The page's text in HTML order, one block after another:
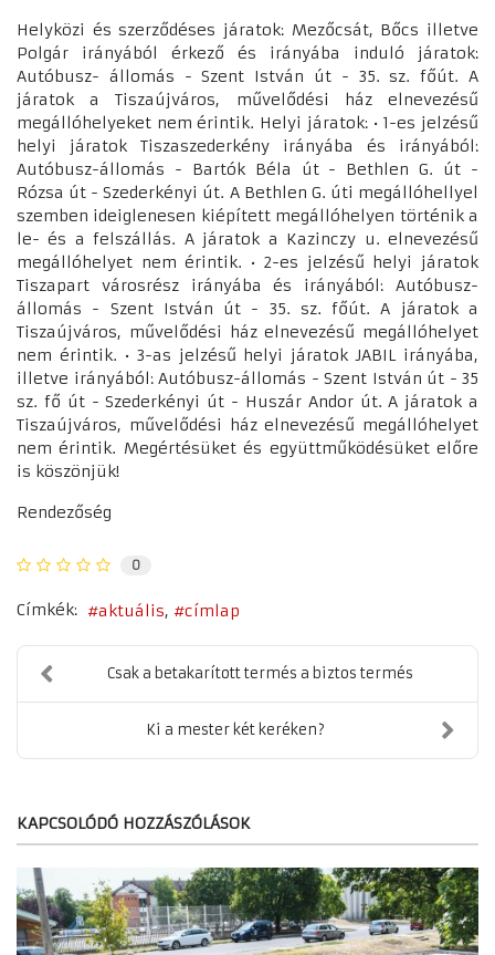
Helyközi és szerződéses járatok: Mezőcsát, Bőcs illetve
Polgár irányából érkező és irányába induló járatok:
Autóbusz- állomás - Szent István út - 35. sz. főút. A
járatok a Tiszaújváros, művelődési ház elnevezésű
megállóhelyeket nem érintik. Helyi járatok: • 1-es jelzésű
helyi járatok Tiszaszederkény irányába és irányából:
Autóbusz-állomás - Bartók Béla út - Bethlen G. út -
Rózsa út - Szederkényi út. A Bethlen G. úti megállóhellyel
szemben ideiglenesen kiépített megállóhelyen történik a
le- és a felszállás. A járatok a Kazinczy u. elnevezésű
megállóhelyet nem érintik. • 2-es jelzésű helyi járatok
Tiszapart városrész irányába és irányából: Autóbusz-
állomás - Szent István út - 35. sz. főút. A járatok a
Tiszaújváros, művelődési ház elnevezésű megállóhelyet
nem érintik. • 3-as jelzésű helyi járatok JABIL irányába,
illetve irányából: Autóbusz-állomás - Szent István út - 35
sz. fő út - Szederkényi út - Huszár Andor út. A járatok a
Tiszaújváros, művelődési ház elnevezésű megállóhelyet
nem érintik. Megértésüket és együttműködésüket előre
is köszönjük!
Rendezőség
0
Címkék: aktuális címlap
Csak a betakarított termés a biztos termés
Ki a mester két keréken?
KAPCSOLÓDÓ HOZZÁSZÓLÁSOK